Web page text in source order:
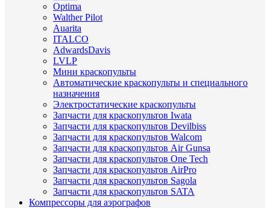
Optima
Walther Pilot
Auarita
ITALCO
AdwardsDavis
LVLP
Мини краскопульты
Автоматические краскопульты и специального
назначения
Электростатические краскопульты
Запчасти для краскопультов Iwata
Запчасти для краскопультов Devilbiss
Запчасти для краскопультов Walcom
Запчасти для краскопультов Air Gunsa
Запчасти для краскопультов One Tech
Запчасти для краскопультов AirPro
Запчасти для краскопультов Sagola
Запчасти для краскопультов SATA
Компрессоры для аэрографов